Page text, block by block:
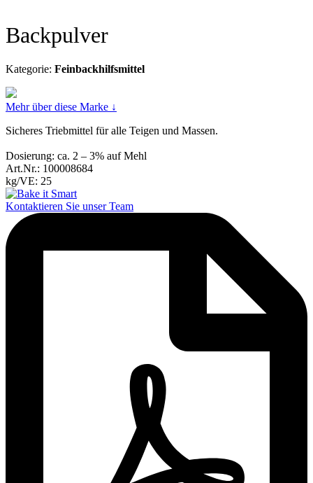
Backpulver
Kategorie: Feinbackhilfsmittel
Mehr über diese Marke ↓
Sicheres Triebmittel für alle Teigen und Massen.
Dosierung: ca. 2 – 3% auf Mehl
Art.Nr.: 100008684
kg/VE: 25
Kontaktieren Sie unser Team